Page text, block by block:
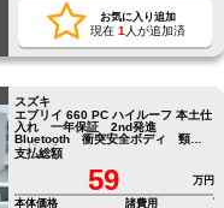
お気に入り追加
現在 1 人が追加済
スズキ
エブリイ 660 PC ハイルーフ 本土仕
入れ 一年保証 2nd発進
Bluetooth 衝突安全ボディ 頸部
衝撃緩和ヘッドレスト
支払総額
59
万円
本体価格
諸費用